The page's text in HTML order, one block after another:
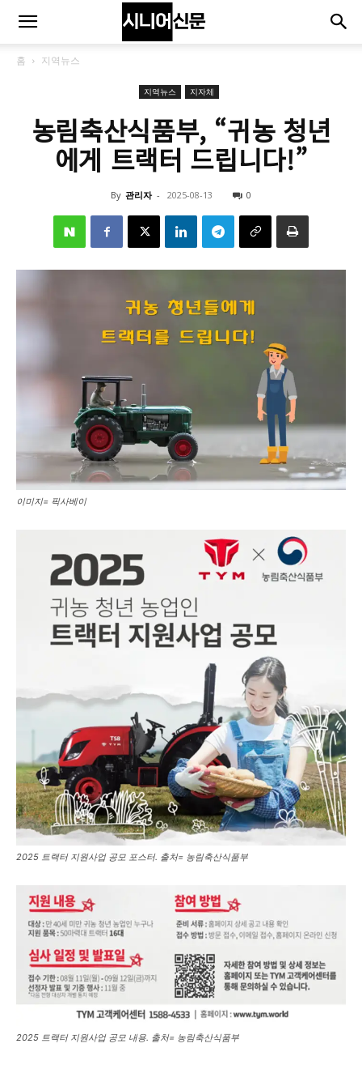
홈 지역뉴스
지역뉴스 지자체
농림축산식품부, “귀농 청년
에게 트랙터 드립니다!”
By 관리자 - 2025-08-13 0
이미지= 픽사베이
2025 트랙터 지원사업 공모 포스터. 출처= 농림축산식품부
2025 트랙터 지원사업 공모 내용. 출처= 농림축산식품부